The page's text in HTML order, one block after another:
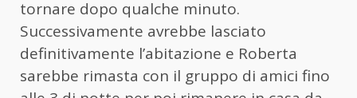
tornare dopo qualche minuto.
Successivamente avrebbe lasciato
definitivamente l’abitazione e Roberta
sarebbe rimasta con il gruppo di amici fino